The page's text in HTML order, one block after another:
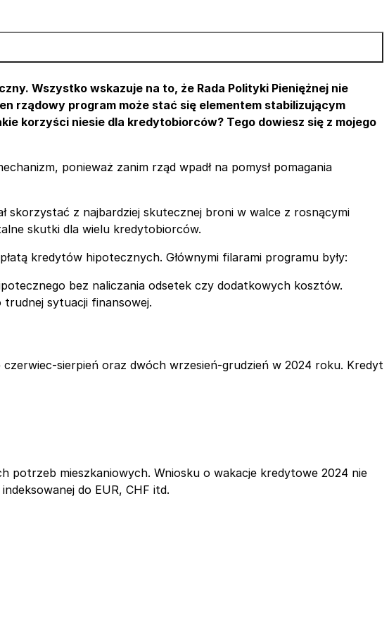
Wszystko wskazuje na to, że Rada Polityki Pieniężnej nie
rządowy program może stać się elementem stabilizującym
korzyści niesie dla kredytobiorców? Tego dowiesz się z mojego
ponieważ zanim rząd wpadł na pomysł pomagania
skorzystać z najbardziej skutecznej broni w walce z rosnącymi
skutki dla wielu kredytobiorców.
kredytów hipotecznych. Głównymi filarami programu były:
bez naliczania odsetek czy dodatkowych kosztów.
trudnej sytuacji finansowej.
sierpień oraz dwóch wrzesień-grudzień w 2024 roku. Kredyt
potrzeb mieszkaniowych. Wniosku o wakacje kredytowe 2024 nie
do EUR, CHF itd.